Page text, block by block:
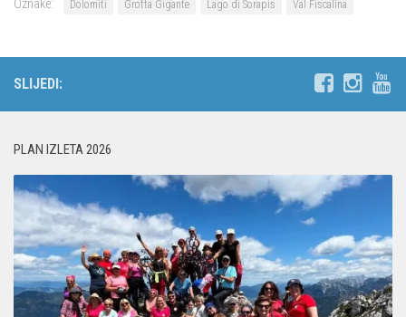
Oznake: Dolomiti Grotta Gigante Lago di Sorapis Val Fiscalina
SLIJEDI:
PLAN IZLETA 2026